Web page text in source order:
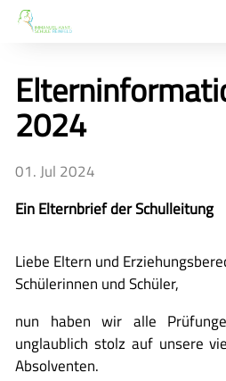
Neu hier?
Für Eltern und
Unsere
Kontakt
🇬🇧
🇪🇸
2024
01. Jul 2024
Ein Elternbrief der Schulleitung
Liebe Eltern und
Schülerinnen und Schüler,
nun haben wir alle
unglaublich stolz auf unsere
Absolventen.